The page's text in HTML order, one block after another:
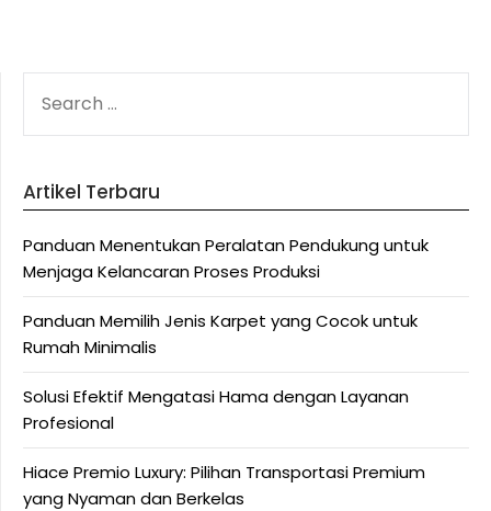
FOR:
Artikel Terbaru
Panduan Menentukan Peralatan Pendukung untuk
Menjaga Kelancaran Proses Produksi
Panduan Memilih Jenis Karpet yang Cocok untuk
Rumah Minimalis
Solusi Efektif Mengatasi Hama dengan Layanan
Profesional
Hiace Premio Luxury: Pilihan Transportasi Premium
yang Nyaman dan Berkelas